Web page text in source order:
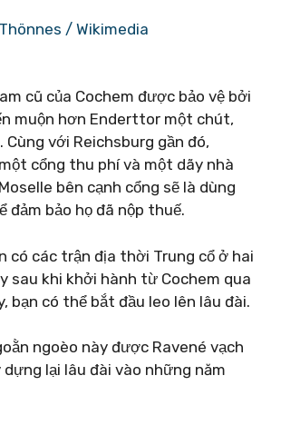
/ Wikimedia
cũ của Cochem được bảo vệ bởi
muộn hơn Enderttor một chút,
Cùng với Reichsburg gần đó,
cổng thu phí và một dãy nhà
bên cạnh cổng sẽ là dùng
đảm bảo họ đã nộp thuế.
có các trận địa thời Trung cổ ở hai
sau khi khởi hành từ Cochem qua
bạn có thể bắt đầu leo ​​lên lâu đài.
ngoèo này được Ravené vạch
dựng lại lâu đài vào những năm